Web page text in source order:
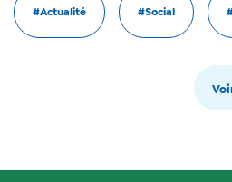
#Actualité #Social